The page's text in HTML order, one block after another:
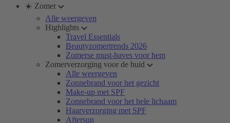
☀️ Zomer
Alle weergeven
Highlights
Travel Essentials
Beautyzomertrends 2026
Zomerse must-haves voor hem
Zomerverzorging voor de huid
Alle weergeven
Zonnebrand voor het gezicht
Make-up met SPF
Zonnebrand voor het hele lichaam
Haarverzorging met SPF
Aftersun